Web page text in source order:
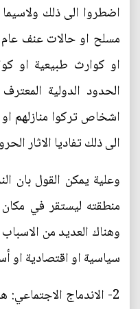
اضطروا الى ذلك ولاسيما
مسلح او حالات عنف عام
او كوارث طبيعية او
الحدود الدولية
اشخاص تركوا منازلهم او
الى ذلك تفاديا الاثار
وعلية يمكن القول بان
منطقته ليستقر في
وهناك العديد من
سياسية او اقتصادية
2- الاندماج